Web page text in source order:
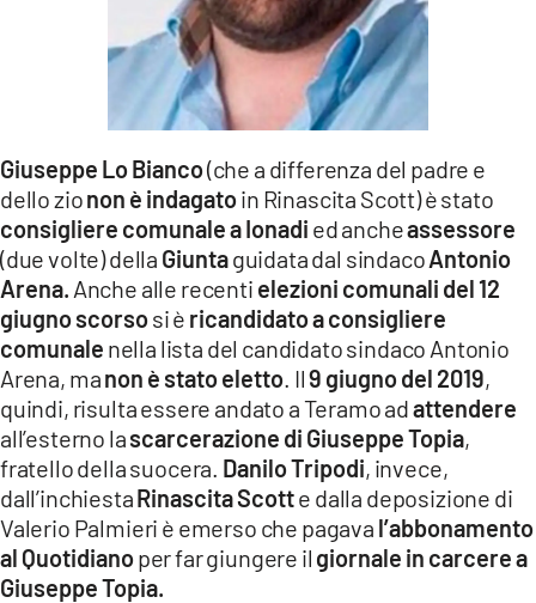
Giuseppe Lo Bianco(che a differenza del padre e
dello zionon è indagatoin Rinascita Scott) è stato
consigliere comunale a Ionadi ed ancheassessore
(due volte) della Giuntaguidata dal sindacoAntonio
Arena. Anche alle recenti elezioni comunali del 12
giugnoscorsosi è ricandidato a consigliere
comunale nella lista del candidato sindaco Antonio
Arena, manon è stato eletto. Il9 giugno del 2019,
quindi, risulta essere andato a Teramo adattendere
all’esterno lascarcerazione di Giuseppe Topia,
fratello della suocera. Danilo Tripodi, invece,
dall’inchiestaRinascita Scotte dalla deposizione di
Valerio Palmieri è emerso che pagava l’abbonamento
al Quotidianoper far giungere il giornale in carcerea
Giuseppe Topia.